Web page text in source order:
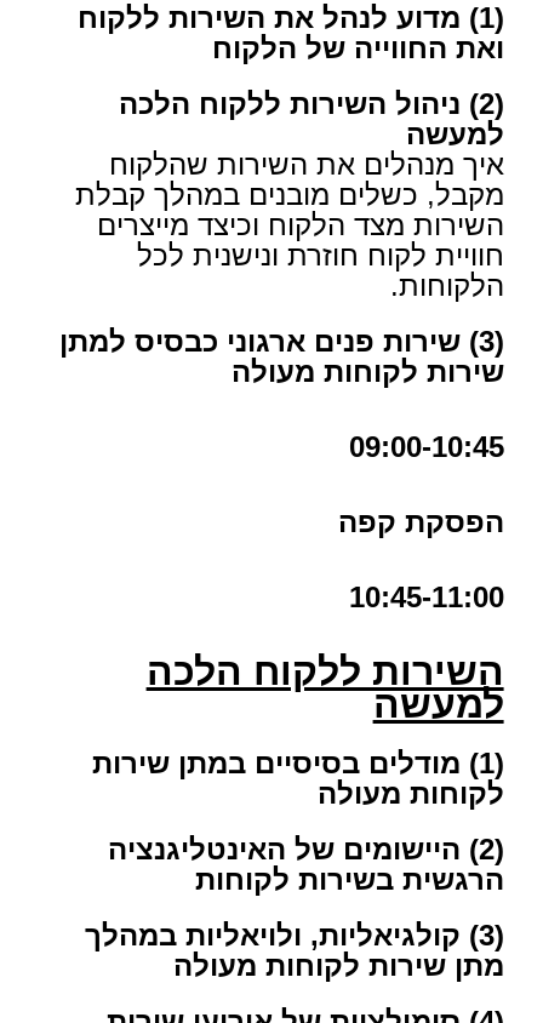
(1) מדוע לנהל את השירות ללקוח
ואת החווייה של הלקוח
(2) ניהול השירות ללקוח הלכה
למעשה
איך מנהלים את השירות שהלקוח
מקבל, כשלים מובנים במהלך קבלת
השירות מצד הלקוח וכיצד מייצרים
חוויית לקוח חוזרת ונישנית לכל
הלקוחות.
(3) שירות פנים ארגוני כבסיס למתן
שירות לקוחות מעולה
09:00-10:45
הפסקת קפה
10:45-11:00
השירות ללקוח הלכה
למעשה
(1) מודלים בסיסיים במתן שירות
לקוחות מעולה
(2) היישומים של האינטליגנציה
הרגשית בשירות לקוחות
(3) קולגיאליות, ולויאליות במהלך
מתן שירות לקוחות מעולה